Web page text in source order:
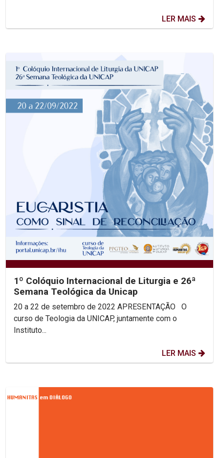
LER MAIS
1º Colóquio Internacional de Liturgia e 26ª
Semana Teológica da Unicap
20 a 22 de setembro de 2022 APRESENTAÇÃO O
curso de Teologia da UNICAP, juntamente com o
Instituto...
LER MAIS